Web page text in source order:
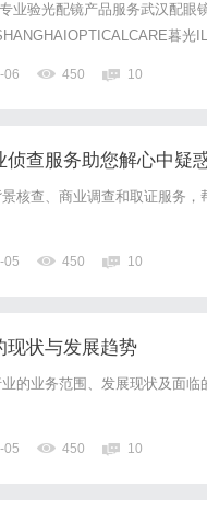
业验光配镜产品服务武汉配眼
暮光
与上海设有4家门店。以完整
顾高专业度与高性价比...
06 450 10
查服务助您解心中疑
核查、商业调查和取证服务
05 450 10
现状与发展趋势
的业务范围、发展现状及面
05 450 10